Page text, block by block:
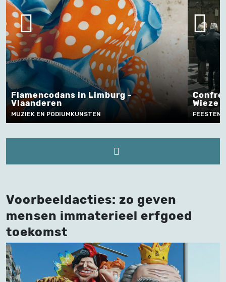
Flamencodans in Limburg -
Vlaanderen
MUZIEK EN PODIUMKUNSTEN
Wieze
FEESTEN,
Voorbeeldacties: zo geven
mensen immaterieel erfgoed
toekomst